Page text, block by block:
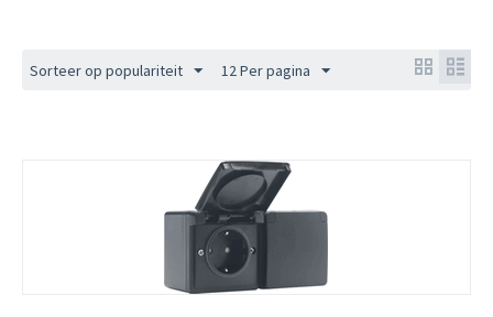
Sorteer op populariteit 12 Per pagina